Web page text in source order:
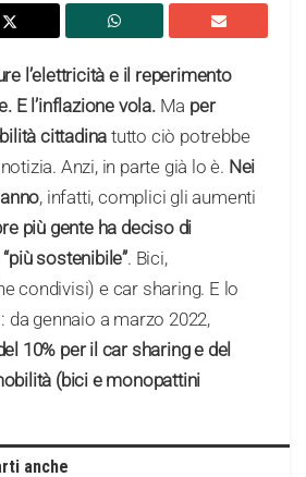
l’elettricità e il reperimento
E l’inflazione vola.Ma per
cittadinatutto ciò potrebbe
Anzi, in parte già lo è. Nei
, infatti, complici gli aumenti
più gente ha deciso di
sostenibile”. Bici,
condivisi) e car sharing. E lo
gennaio a marzo 2022,
10% per il car sharing e del
(bici e monopattini
anche